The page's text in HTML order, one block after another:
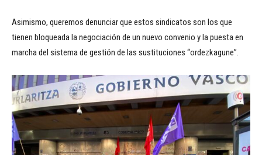
Asimismo, queremos denunciar que estos sindicatos son los que
tienen bloqueada la negociación de un nuevo convenio y la puesta en
marcha del sistema de gestión de las sustituciones “ordezkagune”.